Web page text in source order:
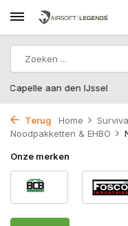
14 dagen
Terug Home
Noodpakketten & EHBO
Onze merken